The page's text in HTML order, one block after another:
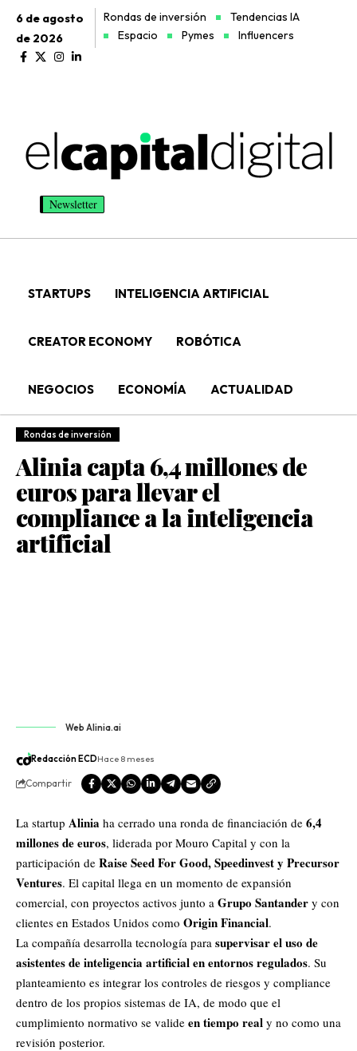
6 de agosto
de 2026
Rondas de inversión
Tendencias IA
Espacio
Pymes Influencers
Newsletter
STARTUPS INTELIGENCIA ARTIFICIAL
CREATOR ECONOMY ROBÓTICA
NEGOCIOS ECONOMÍA ACTUALIDAD
Rondas de inversión
Alinia capta 6,4 millones de
euros para llevar el
compliance a la inteligencia
artificial
Web Alinia.ai
Redacción ECDHace 8 meses
Compartir
La startup Alinia ha cerrado una ronda de financiación de 6,4
millones de euros, liderada por Mouro Capital y con la
participación de Raise Seed For Good, Speedinvest y Precursor
Ventures. El capital llega en un momento de expansión
comercial, con proyectos activos junto a Grupo Santander y con
clientes en Estados Unidos como Origin Financial.
La compañía desarrolla tecnología para supervisar el uso de
asistentes de inteligencia artificial en entornos regulados. Su
planteamiento es integrar los controles de riesgos y compliance
dentro de los propios sistemas de IA, de modo que el
cumplimiento normativo se valide en tiempo real y no como una
revisión posterior.